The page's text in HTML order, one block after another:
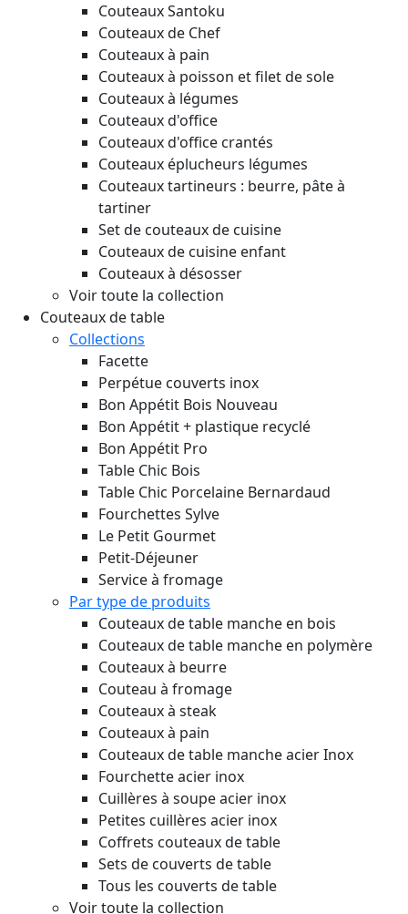
Couteaux Santoku
Couteaux de Chef
Couteaux à pain
Couteaux à poisson et filet de sole
Couteaux à légumes
Couteaux d'office
Couteaux d'office crantés
Couteaux éplucheurs légumes
Couteaux tartineurs : beurre, pâte à
tartiner
Set de couteaux de cuisine
Couteaux de cuisine enfant
Couteaux à désosser
Voir toute la collection
Couteaux de table
Collections
Facette
Perpétue couverts inox
Bon Appétit Bois Nouveau
Bon Appétit + plastique recyclé
Bon Appétit Pro
Table Chic Bois
Table Chic Porcelaine Bernardaud
Fourchettes Sylve
Le Petit Gourmet
Petit-Déjeuner
Service à fromage
Par type de produits
Couteaux de table manche en bois
Couteaux de table manche en polymère
Couteaux à beurre
Couteau à fromage
Couteaux à steak
Couteaux à pain
Couteaux de table manche acier Inox
Fourchette acier inox
Cuillères à soupe acier inox
Petites cuillères acier inox
Coffrets couteaux de table
Sets de couverts de table
Tous les couverts de table
Voir toute la collection